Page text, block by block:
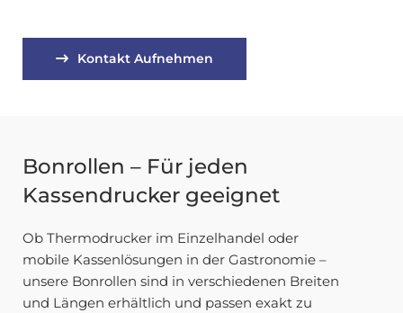
Kontakt Aufnehmen
Bonrollen – Für jeden
Kassendrucker geeignet
Ob Thermodrucker im Einzelhandel oder
mobile Kassenlösungen in der Gastronomie –
unsere Bonrollen sind in verschiedenen Breiten
und Längen erhältlich und passen exakt zu